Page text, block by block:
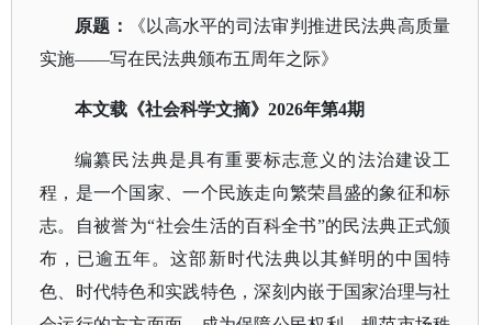
原题：
《以高水平的司法审判推进民法典高质量
实施——写在民法典颁布五周年之际》
本文载《社会科学文摘》 2026年第4期
编纂民法典是具有重要标志意义的法治建设工
程，是一个国家、一个民族走向繁荣昌盛的象征和标
志。自被誉为“社会生活的百科全书”的民法典正式颁
布，已逾五年。这部新时代法典以其鲜明的中国特
色、时代特色和实践特色，深刻内嵌于国家治理与社